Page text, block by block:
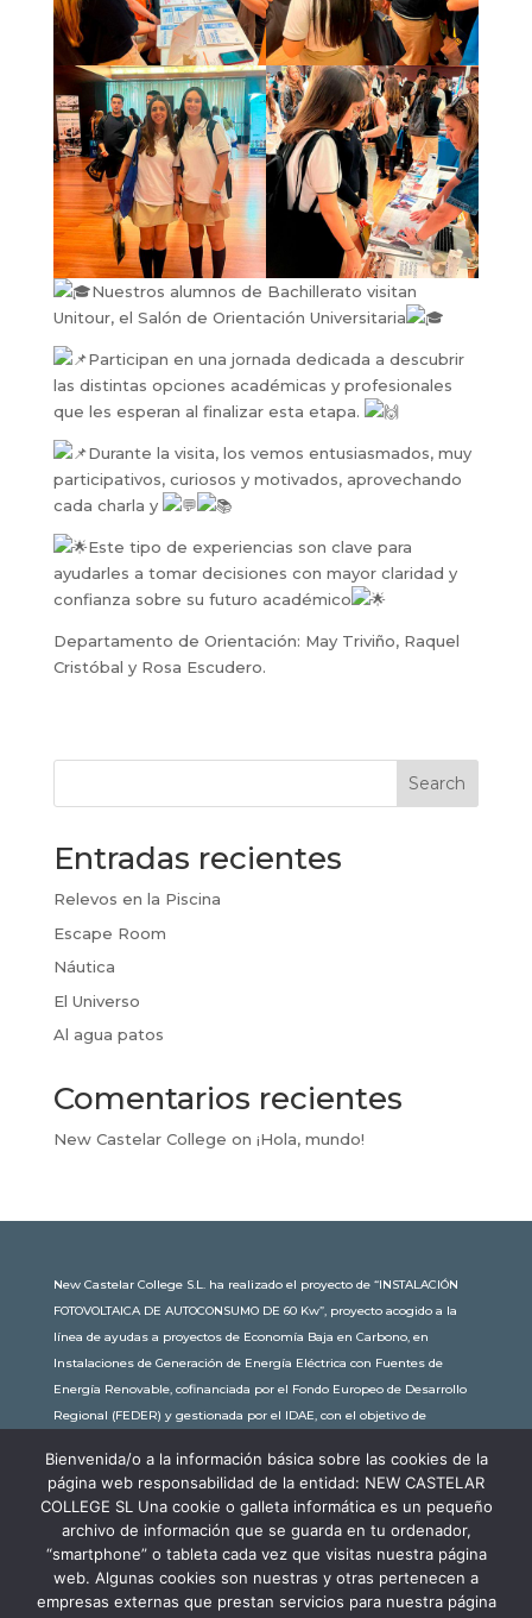
Nuestros alumnos de Bachillerato visitan
Unitour, el Salón de Orientación Universitaria
Participan en una jornada dedicada a descubrir
las distintas opciones académicas y profesionales
que les esperan al finalizar esta etapa.
Durante la visita, los vemos entusiasmados, muy
participativos, curiosos y motivados, aprovechando
cada charla y
Este tipo de experiencias son clave para
ayudarles a tomar decisiones con mayor claridad y
confianza sobre su futuro académico
Departamento de Orientación: May Triviño, Raquel
Cristóbal y Rosa Escudero.
Search
Entradas recientes
Relevos en la Piscina
Escape Room
Náutica
El Universo
Al agua patos
Comentarios recientes
New Castelar College on ¡Hola, mundo!
New Castelar College S.L. ha realizado el proyecto de “INSTALACIÓN
FOTOVOLTAICA DE AUTOCONSUMO DE 60 Kw”, proyecto acogido a la
línea de ayudas a proyectos de Economía Baja en Carbono, en
Instalaciones de Generación de Energía Eléctrica con Fuentes de
Energía Renovable, cofinanciada por el Fondo Europeo de Desarrollo
Regional (FEDER) y gestionada por el IDAE, con el objetivo de
subvención de 30.245,63€. Con una potencia instalada de 60kW, la
comunidad educativa de New Castelar ahorra al planeta 34,79
toneladas de CO2 al año, lo que equivale a recorrer 116.677 km en coche
o plantar 116 árboles al año.
Bienvenida/o a la información básica sobre las cookies de la
página web responsabilidad de la entidad: NEW CASTELAR
COLLEGE SL Una cookie o galleta informática es un pequeño
archivo de información que se guarda en tu ordenador,
“smartphone” o tableta cada vez que visitas nuestra página
web. Algunas cookies son nuestras y otras pertenecen a
empresas externas que prestan servicios para nuestra página